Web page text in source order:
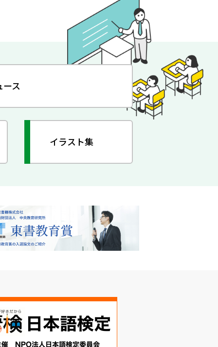
ース
イラスト集